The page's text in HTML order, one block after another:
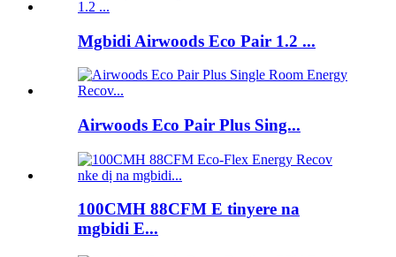
Mgbidi Airwoods Eco Pair 1.2 ...
Airwoods Eco Pair Plus Sing...
100CMH 88CFM E tinyere na
mgbidi E...